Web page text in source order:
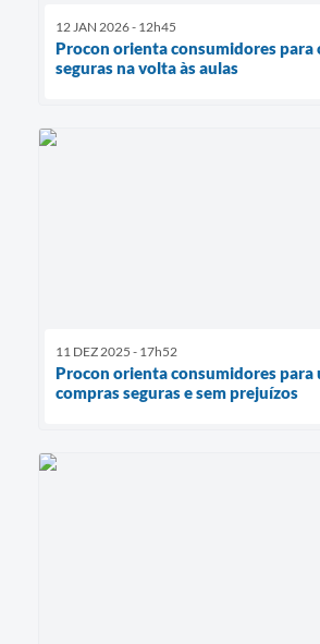
12 JAN 2026 - 12h45
Procon orienta consumidores para
seguras na volta às aulas
11 DEZ 2025 - 17h52
Procon orienta consumidores para
compras seguras e sem prejuízos